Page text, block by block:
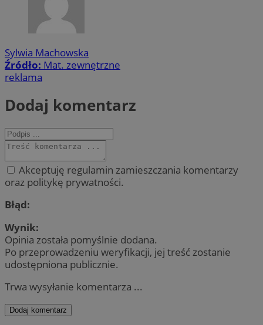
Sylwia Machowska
Źródło: Mat. zewnętrzne
reklama
Dodaj komentarz
Akceptuję regulamin zamieszczania komentarzy
oraz politykę prywatności.
Błąd:
Wynik:
Opinia została pomyślnie dodana.
Po przeprowadzeniu weryfikacji, jej treść zostanie
udostępniona publicznie.
Trwa wysyłanie komentarza ...
Dodaj komentarz